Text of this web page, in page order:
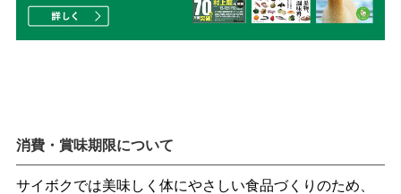
消費・賞味期限について
サイボクでは美味しく体にやさしい食品づくりのため、